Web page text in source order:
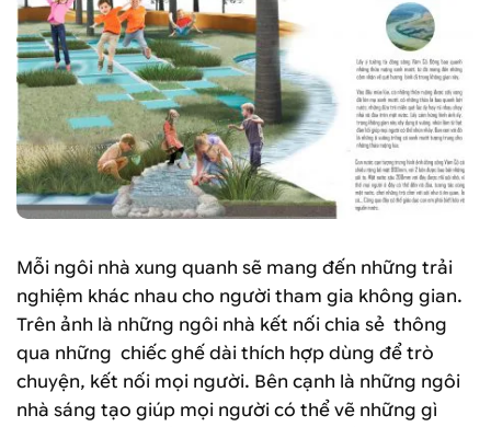
Mỗi ngôi nhà xung quanh sẽ mang đến những trải
nghiệm khác nhau cho người tham gia không gian.
Trên ảnh là những ngôi nhà kết nối chia sẻ thông
qua những chiếc ghế dài thích hợp dùng để trò
chuyện, kết nối mọi người. Bên cạnh là những ngôi
nhà sáng tạo giúp mọi người có thể vẽ những gì